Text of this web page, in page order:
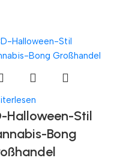
Halloween-Stil
Bong